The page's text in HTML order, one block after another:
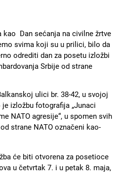
kao Dan sećanja na civilne žrtve
svima koji su u prilici, bilo da
odrediti dan za posetu izložbi
Srbije od strane
ulici br. 38-42, u svojoj
izložbu fotografija „Junaci
NATO agresije“, u spomen svih
strane NATO označeni kao-
će biti otvorena za posetioce
u četvrtak 7. i u petak 8. maja,